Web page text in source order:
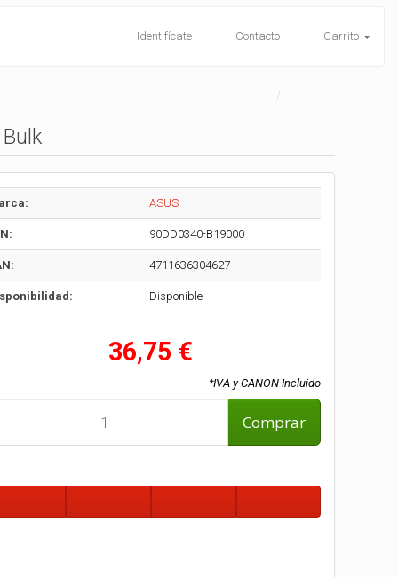
Identifícate Contacto Carrito
ASUS
90DD0340-B19000
4711636304627
Disponible
36,75 €
*IVA y CANON Incluido
Comprar